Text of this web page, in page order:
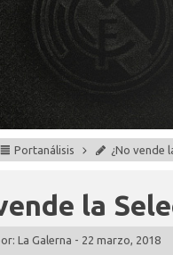
Portanálisis ¿No vende
la
La Galerna - 22 marzo, 2018